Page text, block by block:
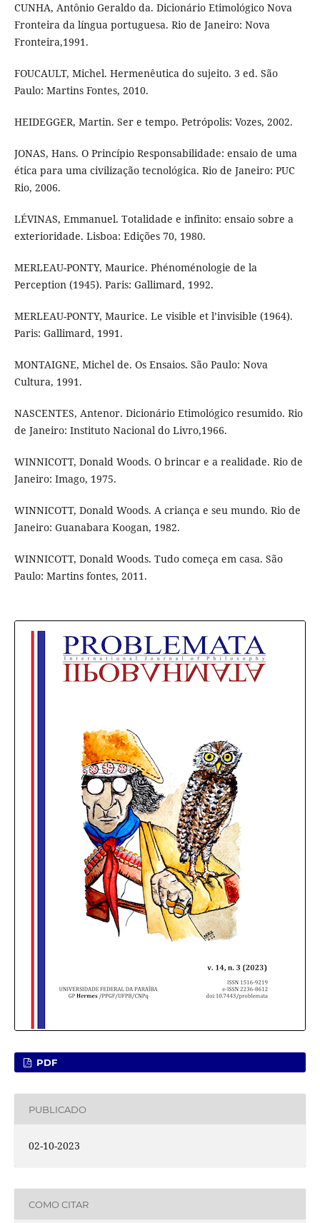
CUNHA, Antônio Geraldo da. Dicionário Etimológico Nova
Fronteira da língua portuguesa. Rio de Janeiro: Nova
Fronteira,1991.
FOUCAULT, Michel. Hermenêutica do sujeito. 3 ed. São
Paulo: Martins Fontes, 2010.
HEIDEGGER, Martin. Ser e tempo. Petrópolis: Vozes, 2002.
JONAS, Hans. O Princípio Responsabilidade: ensaio de uma
ética para uma civilização tecnológica. Rio de Janeiro: PUC
Rio, 2006.
LÉVINAS, Emmanuel. Totalidade e infinito: ensaio sobre a
exterioridade. Lisboa: Edições 70, 1980.
MERLEAU-PONTY, Maurice. Phénoménologie de la
Perception (1945). Paris: Gallimard, 1992.
MERLEAU-PONTY, Maurice. Le visible et l’invisible (1964).
Paris: Gallimard, 1991.
MONTAIGNE, Michel de. Os Ensaios. São Paulo: Nova
Cultura, 1991.
NASCENTES, Antenor. Dicionário Etimológico resumido. Rio
de Janeiro: Instituto Nacional do Livro,1966.
WINNICOTT, Donald Woods. O brincar e a realidade. Rio de
Janeiro: Imago, 1975.
WINNICOTT, Donald Woods. A criança e seu mundo. Rio de
Janeiro: Guanabara Koogan, 1982.
WINNICOTT, Donald Woods. Tudo começa em casa. São
Paulo: Martins fontes, 2011.
PDF
PUBLICADO
02-10-2023
COMO CITAR